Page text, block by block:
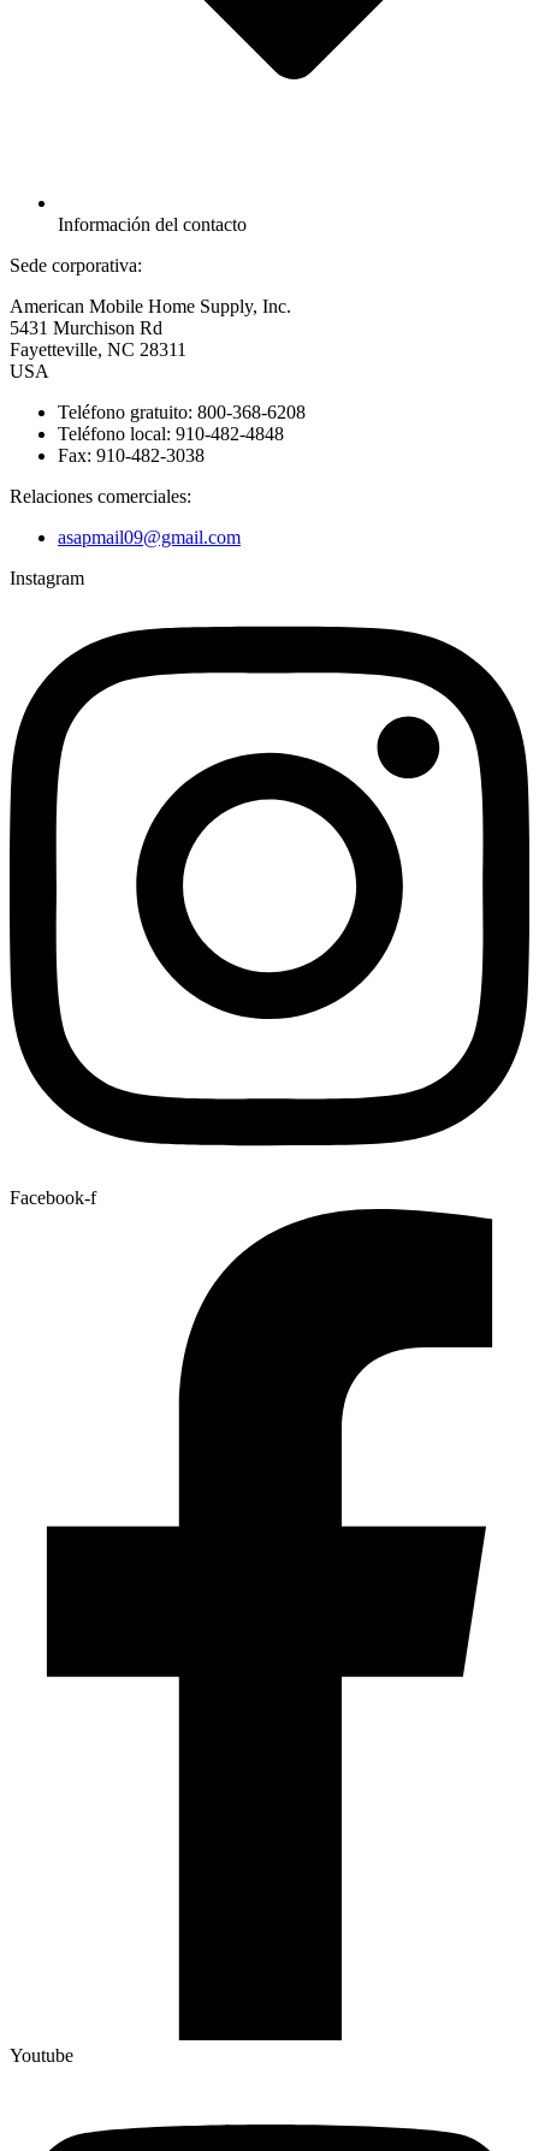
Información del contacto
Sede corporativa:
American Mobile Home Supply, Inc.
5431 Murchison Rd
Fayetteville, NC 28311
USA
Teléfono gratuito: 800-368-6208
Teléfono local: 910-482-4848
Fax: 910-482-3038
Relaciones comerciales:
asapmail09@gmail.com
Instagram
Facebook-f
Youtube